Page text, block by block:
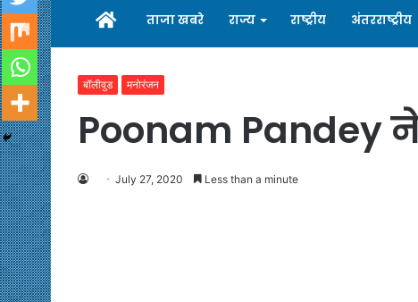
होम ताजा खबरे राज्य राष्ट्रीय अंतरराष्ट्रीय
बॉलीवुड मनोरंजन
Poonam Pandey
July 27, 2020 Less than a minute